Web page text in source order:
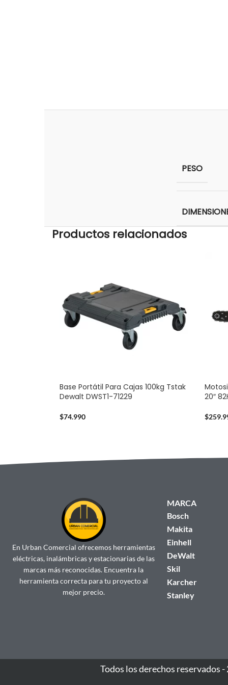
PESO
Productos relacionados
Base Portátil Para Cajas 100kg Tstak
Dewalt DWST1-71229
$74.990
20″
$
En Urban Comercial ofrecemos herramientas
eléctricas, inalámbricas y estacionarias de las
marcas más reconocidas. Encuentra la
herramienta correcta para tu proyecto al
mejor precio.
MARCA
Bosch
Makita
Einhell
DeWalt
Skil
Karcher
Stanley
Todos los derechos reservados -